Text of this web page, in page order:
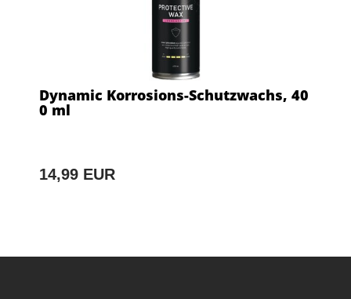
Dynamic Korrosions-Schutzwachs, 40
0 ml
14,99 EUR